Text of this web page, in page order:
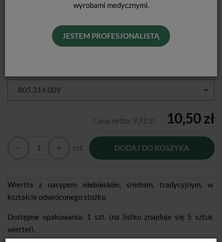
wyrobami medycznymi.
JESTEM PROFESJONALISTĄ
805.314.009
Cena netto: 9,72 zł 10,50 zł
szt. DODAJ DO KOSZYKA
Wiertła z nasypem niebieskim, średnim, tradycyjnym, w
kształcie odwróconego stożka.
Dostępne opakowania: 1 szt. (na listku znajduje się 5 sztuk
wierteł).